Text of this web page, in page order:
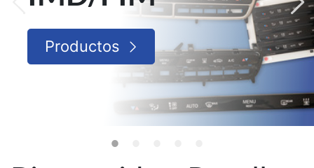
Más información
Bienvenido a Proell –